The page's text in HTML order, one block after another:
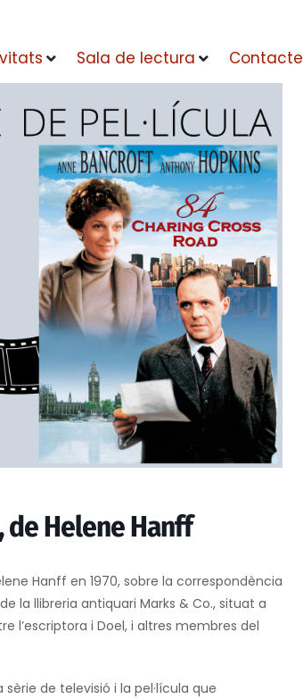
Sala de lectura Contacte
de Helene Hanff
Hanff en 1970, sobre la correspondència
la llibreria antiquari Marks & Co., situat a
l’escriptora i Doel, i altres membres del
de televisió i la pel·lícula que